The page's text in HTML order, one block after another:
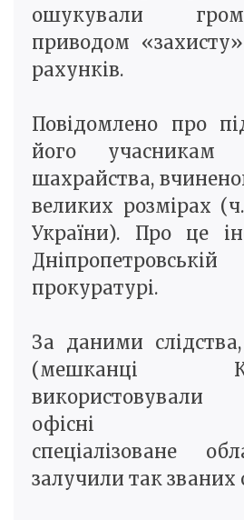
ошукували
приводом
рахунків.
Повідомлено про
його
шахрайства,
великих розмірах
України). Про це
прокуратурі.
За даними
(мешканці
використовували
офісні
спеціалізоване
залучили так званих